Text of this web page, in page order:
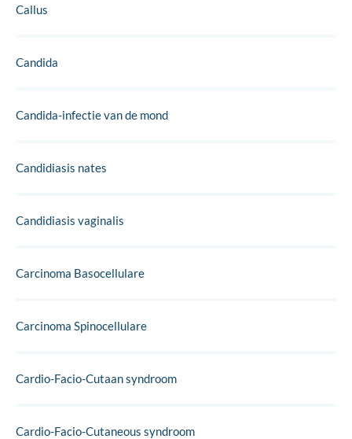
Callus
Candida
Candida-infectie van de mond
Candidiasis nates
Candidiasis vaginalis
Carcinoma Basocellulare
Carcinoma Spinocellulare
Cardio-Facio-Cutaan syndroom
Cardio-Facio-Cutaneous syndroom